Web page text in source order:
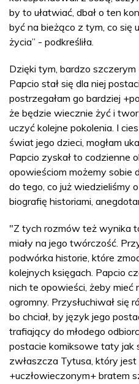
by to ułatwiać, dbał o ten
być na bieżąco z tym, co się
życia” - podkreśliła.
Dzięki tym, bardzo
Papcio stał się dla niej
postrzegałam go bardziej
że będzie wiecznie żyć i
uczyć kolejne pokolenia. I
świat jego dzieci, mogłam
Papcio zyskał to codzienne
opowieściom możemy sobie
do tego, co już wiedzieliśmy
biografię historiami,
"Z tych rozmów też wynika
miały na jego twórczość.
podwórka historie, które
kolejnych księgach. Papcio
nich te opowieści, żeby mieć
ogromny. Przysłuchiwał się
bo chciał, by język jego
trafiający do młodego
postacie komiksowe taty jak
zwłaszcza Tytusa, który jest
+uczłowieczonym+ bratem